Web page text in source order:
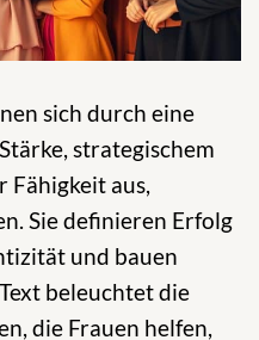
sich durch eine
strategischem
Fähigkeit aus,
Sie definieren Erfolg
und bauen
beleuchtet die
die Frauen helfen,